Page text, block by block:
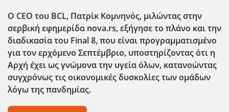
Ο CEO του BCL, Πατρίκ Κομνηνός, μιλώντας στην
σερβική εφημερίδα nova.rs, εξήγησε το πλάνο και την
διαδικασία του Final 8, που είναι προγραμματισμένο
για τον ερχόμενο Σεπτέμβριο, υποστηρίζοντας ότι η
Αρχή έχει ως γνώμονα την υγεία όλων, κατανοώντας
συγχρόνως τις οικονομικές δυσκολίες των ομάδων
λόγω της πανδημίας.